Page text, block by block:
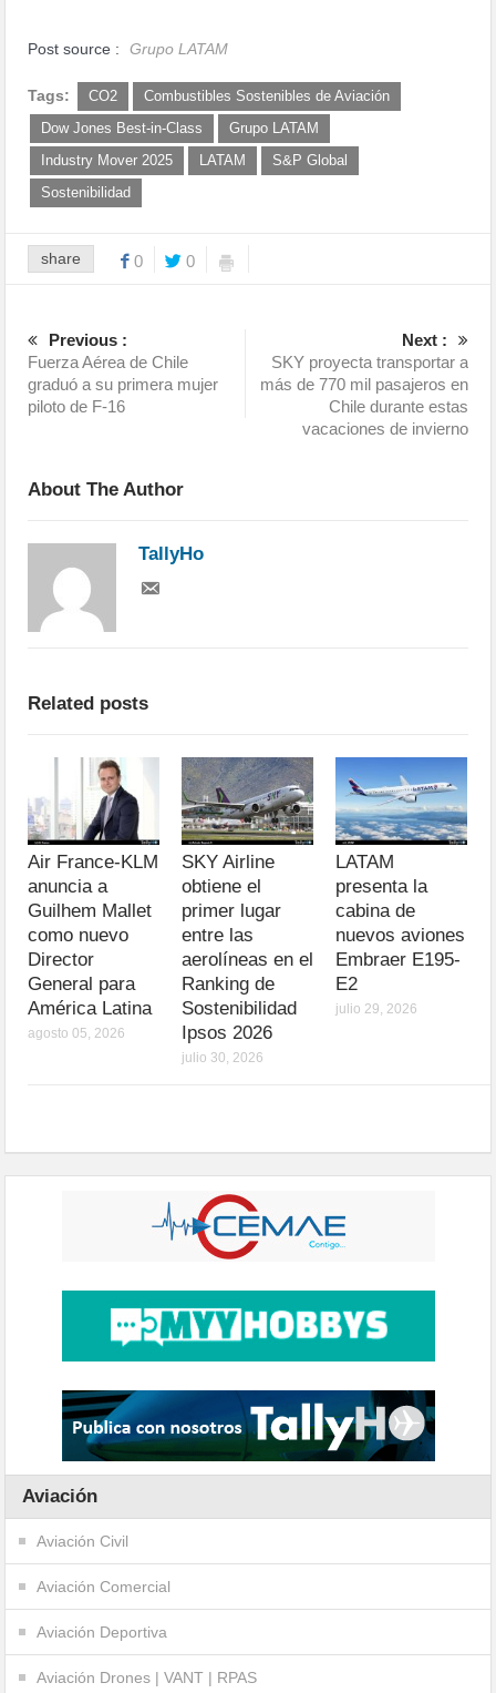
Post source : Grupo LATAM
Tags: CO2
Combustibles Sostenibles de Aviación
Dow Jones Best-in-Class
Grupo LATAM
Industry Mover 2025
LATAM
S&P Global
Sostenibilidad
share 0 0
Previous :
Fuerza Aérea de Chile
graduó a su primera mujer
piloto de F-16
Next :
SKY proyecta transportar a
más de 770 mil pasajeros en
Chile durante estas
vacaciones de invierno
About The Author
TallyHo
Related posts
Air France-KLM
anuncia a
Guilhem Mallet
como nuevo
Director
General para
América Latina
agosto 05, 2026
SKY Airline
obtiene el
primer lugar
entre las
aerolíneas en el
Ranking de
Sostenibilidad
Ipsos 2026
julio 30, 2026
LATAM
presenta la
cabina de
nuevos aviones
Embraer E195-
E2
julio 29, 2026
Aviación
Aviación Civil
Aviación Comercial
Aviación Deportiva
Aviación Drones | VANT | RPAS